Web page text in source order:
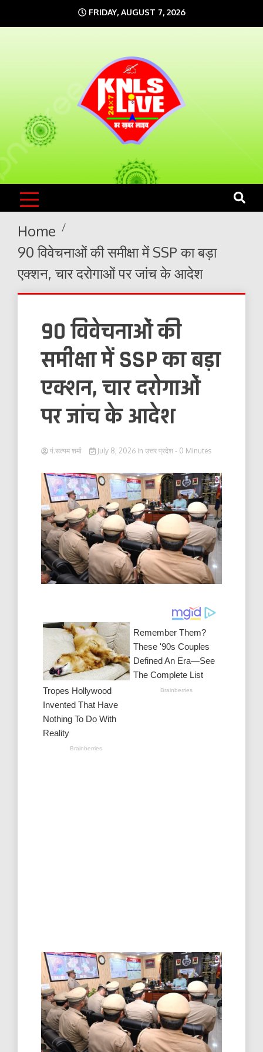
to
FRIDAY, AUGUST 7, 2026
KNLS LIVE
India`s No.1 News Portal
Home
90 विवेचनाओं की समीक्षा में SSP का बड़ा
एक्शन, चार दरोगाओं पर जांच के आदेश
90 विवेचनाओं की
समीक्षा में SSP का बड़ा
एक्शन, चार दरोगाओं
पर जांच के आदेश
पं.सत्यम शर्मा July 8, 2026 in उत्तर प्रदेश - 0 Minutes